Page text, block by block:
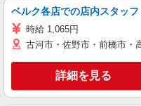
ベルク各店での店内スタッフ
時給 1,065円
古河市・佐野市・前橋市・
詳細を見る